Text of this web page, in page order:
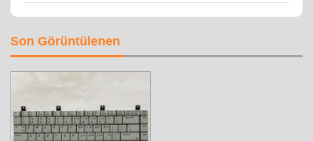
Son Görüntülenen